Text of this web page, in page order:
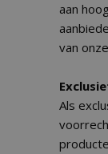
aan
van
Als